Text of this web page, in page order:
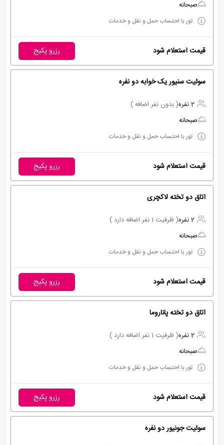
صبحانه
تور با احتساب حمل و نقل و خدمات
قیمت استعلام شود رزرو پکیج
سوئیت سنیور یک خوابه دو نفره
2 نفره
( بدون نفر اضافه )
صبحانه
تور با احتساب حمل و نقل و خدمات
قیمت استعلام شود رزرو پکیج
اتاق دو تخته لاکچری
2 نفره
( ظرفیت 1 نفر اضافه دارد )
صبحانه
تور با احتساب حمل و نقل و خدمات
قیمت استعلام شود رزرو پکیج
اتاق دو تخته پاناروما
2 نفره
( ظرفیت 1 نفر اضافه دارد )
صبحانه
تور با احتساب حمل و نقل و خدمات
قیمت استعلام شود رزرو پکیج
سوئیت جونیور دو نفره